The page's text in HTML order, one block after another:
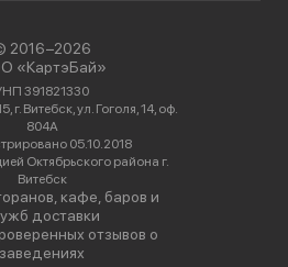
2016−2026
«КартэБай»
391821330
г. Витебск, ул. Гоголя, 14, оф.
804А
05.10.2018
Октябрьского района г.
Витебск
кафе, баров и
доставки
отзывов о
заведениях